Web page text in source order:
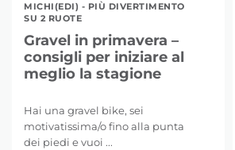
MICHI(EDI) - PIÙ DIVERTIMENTO
SU 2 RUOTE
Gravel in primavera –
consigli per iniziare al
meglio la stagione
Hai una gravel bike, sei
motivatissima/o fino alla punta
dei piedi e vuoi ...